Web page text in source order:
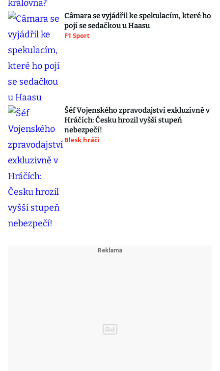
Câmara se vyjádřil ke spekulacím, které ho
pojí se sedačkou u Haasu
F1 Sport
Šéf Vojenského zpravodajství exkluzivně v
Hráčích: Česku hrozil vyšší stupeň
nebezpečí!
Blesk hráči